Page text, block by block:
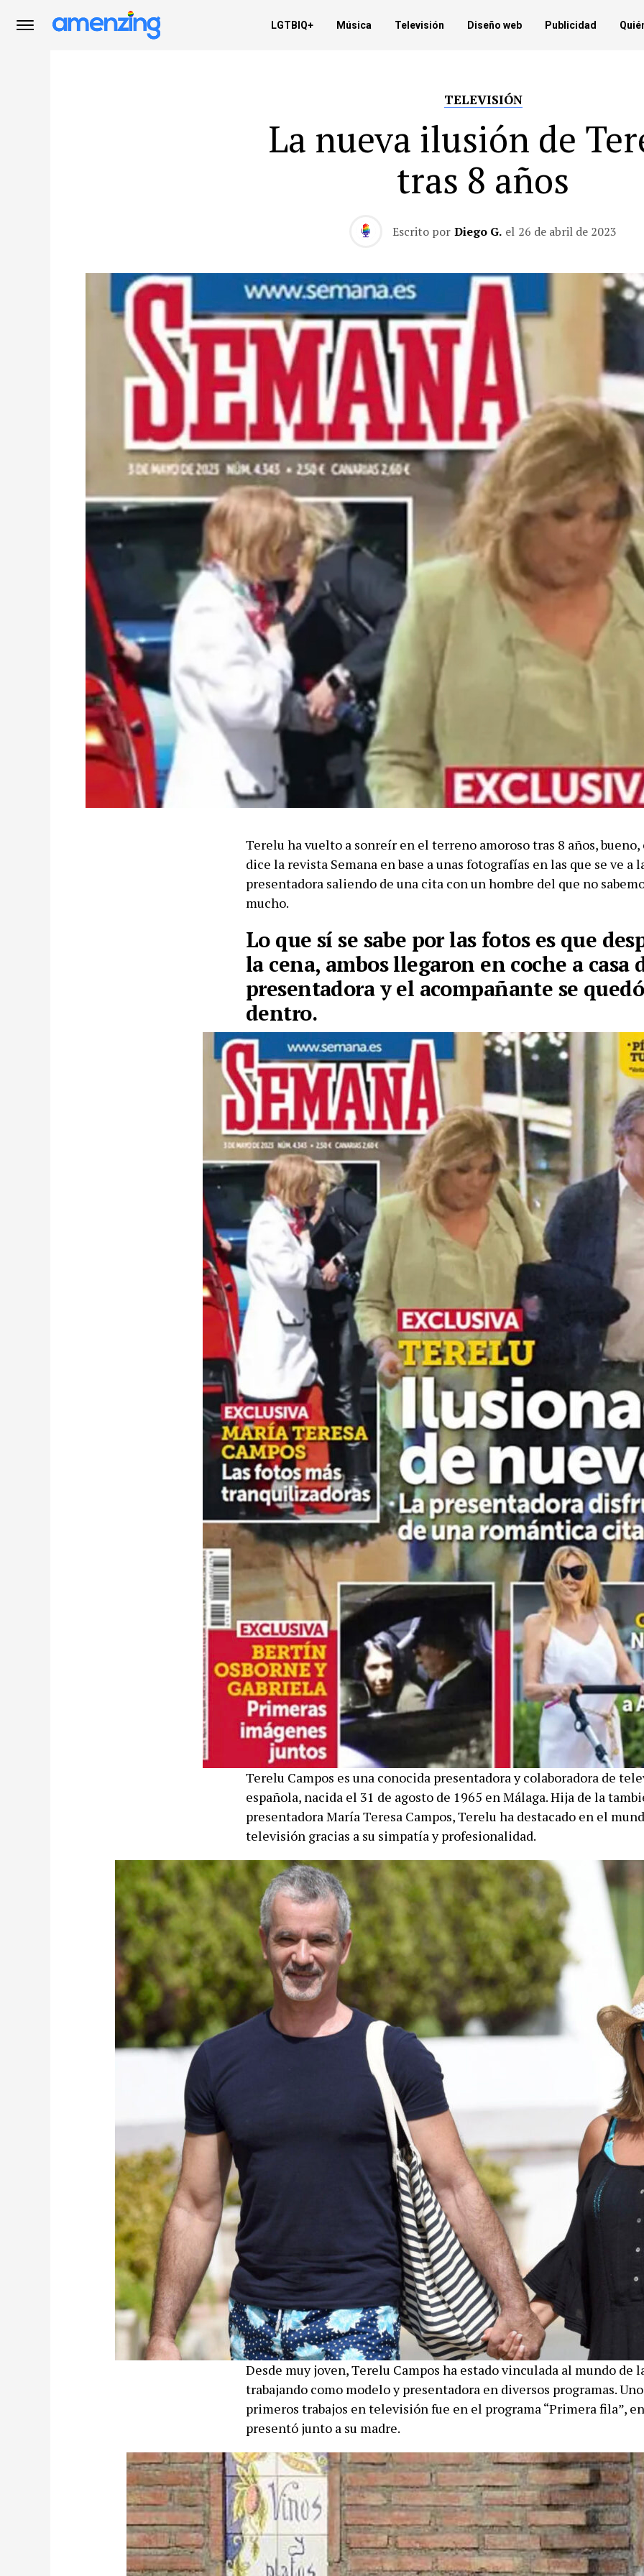
LGTBIQ+ Música Televisión Diseño web Publicidad
TELEVISIÓN
La nueva ilusión de
tras 8 años
Escrito por Diego G. el 26 de abril de 2023
Terelu ha vuelto a sonreír en el terreno amoroso tras 8 años, bueno,
dice la revista Semana en base a unas fotografías en las que se ve a
presentadora saliendo de una cita con un hombre del que no
mucho.
Lo que sí se sabe por las fotos es que
la cena, ambos llegaron en coche a casa
presentadora y el acompañante se quedó
dentro.
Terelu Campos es una conocida presentadora y colaboradora de
española, nacida el 31 de agosto de 1965 en Málaga. Hija de la
presentadora María Teresa Campos, Terelu ha destacado en el
televisión gracias a su simpatía y profesionalidad.
Desde muy joven, Terelu Campos ha estado vinculada al mundo de
trabajando como modelo y presentadora en diversos programas.
primeros trabajos en televisión fue en el programa “Primera fila”,
presentó junto a su madre.